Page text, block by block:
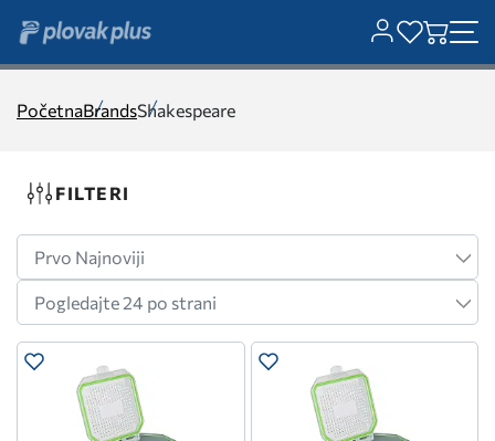
PočetnaBrandsShakespeare
FILTERI